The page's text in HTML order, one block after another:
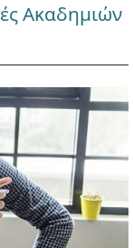
Ακαδημιών